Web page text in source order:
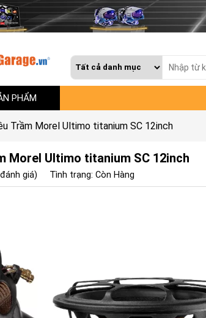
PHẨM
Trầm Morel Ultimo titanium SC 12inch
Morel Ultimo titanium SC 12inch
giá) Tình trạng: Còn Hàng